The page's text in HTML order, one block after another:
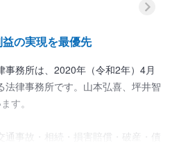
の実現を最優先
務所は、2020年（令和2年）4月
法律事務所です。山本弘喜、坪井智
す。
事故・相続・損害賠償・破産・債